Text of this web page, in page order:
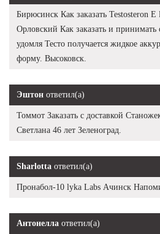
Бирюсинск Как заказать Testosteron
Орловский Как заказать и
удомля Тесто получается жидкое
форму. Высоковск.
Эштон ответил(а)
Томмот Заказать с доставкой
Светлана 46 лет Зеленоград.
Sharlotta ответил(а)
Пронабол-10 lyka Labs Ачинск
Антонелла ответил(а)